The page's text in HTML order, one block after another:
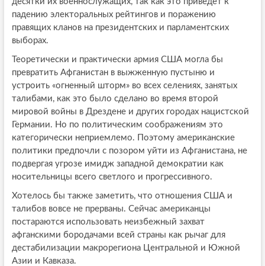
падению электоральных рейтингов и поражению
правящих кланов на президентских и парламентских
выборах.
Теоретически и практически армия США могла бы
превратить Афганистан в выжженную пустыню и
устроить «огненный шторм» во всех селениях, занятых
талибами, как это было сделано во время второй
мировой войны в Дрездене и других городах нацистской
Германии. Но по политическим соображениям это
категорически неприемлемо. Поэтому американские
политики предпочли с позором уйти из Афганистана, не
подвергая угрозе имидж западной демократии как
носительницы всего светлого и прогрессивного.
Хотелось бы также заметить, что отношения США и
талибов вовсе не прерваны. Сейчас американцы
постараются использовать неизбежный захват
афганскими бородачами всей страны как рычаг для
дестабилизации макрорегиона Центральной и Южной
Азии и Кавказа.